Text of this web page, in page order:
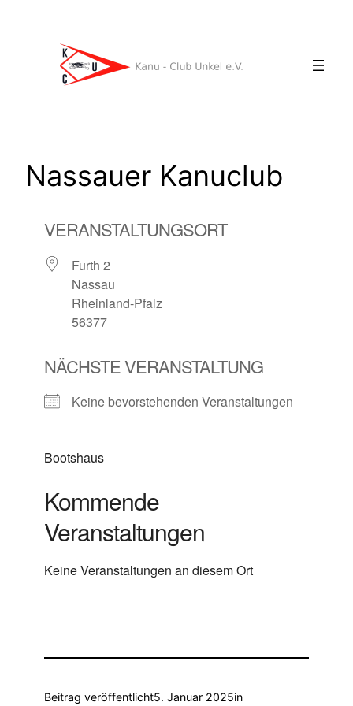
Nassauer Kanuclub
VERANSTALTUNGSORT
Furth 2
Nassau
Rheinland-Pfalz
56377
NÄCHSTE VERANSTALTUNG
Keine bevorstehenden Veranstaltungen
Bootshaus
Kommende
Veranstaltungen
Keine Veranstaltungen an diesem Ort
Beitrag veröffentlicht5. Januar 2025in